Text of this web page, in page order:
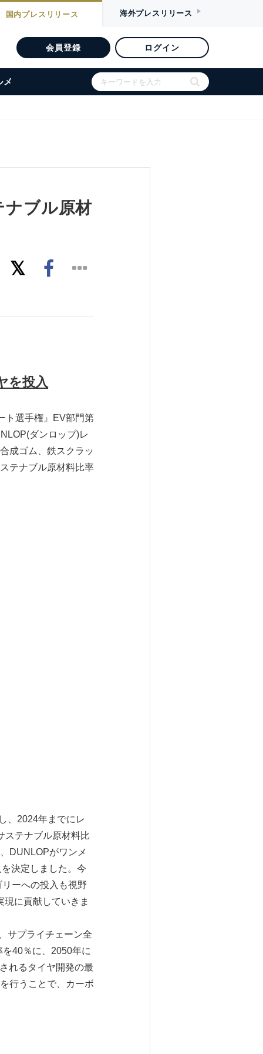
国内プレスリリース 海外プレスリリース
会員登録 ログイン
メ
ナブル原材
を投入
ト選手権』EV部門第
ダンロップ)レ
成ゴム、鉄スクラッ
テナブル原材料比率
、2024年までにレ
ステナブル原材料比
DUNLOPがワンメ
決定しました。今
ーへの投入も視野
に貢献していきま
サプライチェーン全
40％に、2050年に
れるタイヤ開発の最
行うことで、カーボ